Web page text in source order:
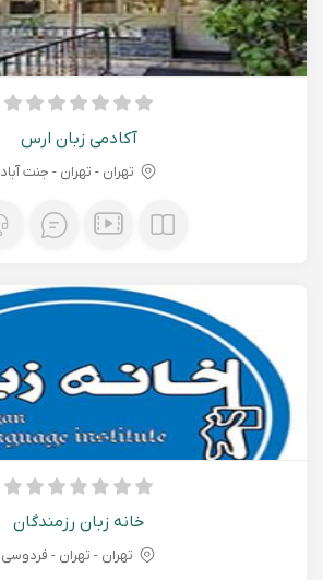
آکادمی زبان ارس
تهران - تهران - جنت آباد
خانه زبان رزمندگان
تهران - تهران - فردوسی